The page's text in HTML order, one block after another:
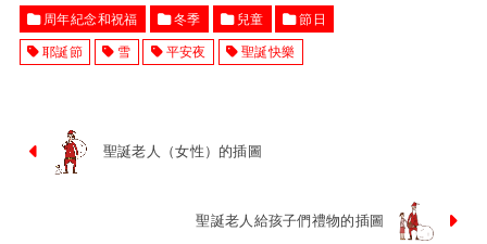
周年紀念和祝福 冬季 兒童 節日
耶誕節 雪 平安夜 聖誕快樂
聖誕老人（女性）的插圖
聖誕老人給孩子們禮物的插圖